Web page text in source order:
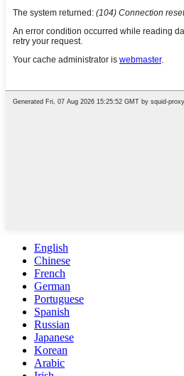
English
Chinese
French
German
Portuguese
Spanish
Russian
Japanese
Korean
Arabic